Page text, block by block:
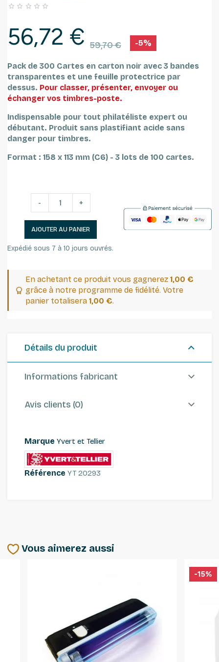
    
56,72 € 59,70 € -5%
Pack de 300 Cartes en carton noir avec 3 bandes
transparentes et une feuille protectrice par
dessus. Pour classer, présenter, envoyer ou
échanger vos timbres-poste.
Indispensable pour tout philatéliste expert ou
débutant. Produit sans plastifiant acide sans
danger pour timbres.
Format : 158 x 113 mm (C6) - 3 lots de 100 cartes.
- +
AJOUTER AU PANIER
Expédié sous 7 à 10 jours ouvrés.
En achetant ce produit vous gagnerez 1,00 €
grâce à notre programme de fidélité. Votre
panier totalisera 1,00 €.
Détails du produit
Informations fabricant
Avis clients (0)
Marque Yvert et Tellier
Référence YT 20293
Vous aimerez aussi
-15%